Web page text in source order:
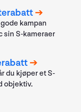
kampan
sin S-kameraer
du kjøper et S-
objektiv.